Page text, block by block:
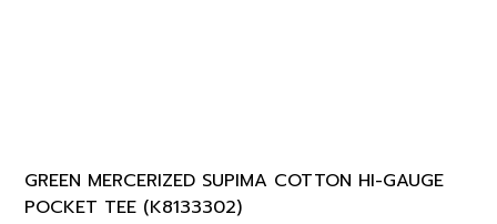
GREEN MERCERIZED SUPIMA COTTON HI-GAUGE
POCKET TEE (K8133302)